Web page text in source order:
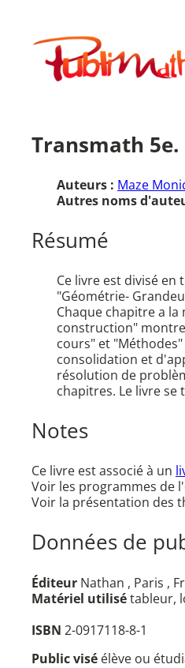
contenuPublimath
Transmath 5e.
Auteurs : Maze
Autres noms
Résumé
Ce livre est divisé
"Géométrie-
Chaque chapitre a
construction"
cours" et
consolidation et
résolution de
chapitres. Le livre
Notes
Ce livre est associé à un
Voir les programmes de
Voir la présentation des
Données de
Éditeur Nathan , Paris ,
Matériel utilisétableur,
ISBN 2-0917118-8-1
Public visé élève ou